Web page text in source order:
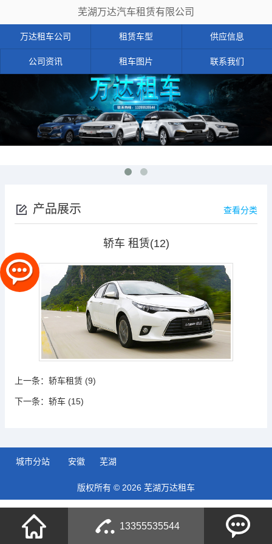
芜湖万达汽车租赁有限公司
万达租车公司 租赁车型 供应信息
公司资讯 租车图片 联系我们
产品展示 查看分类
轿车 租赁(12)
上一条： 轿车租赁 (9)
下一条： 轿车 (15)
城市分站 安徽 芜湖
版权所有 © 2026 芜湖万达租车
13355535544